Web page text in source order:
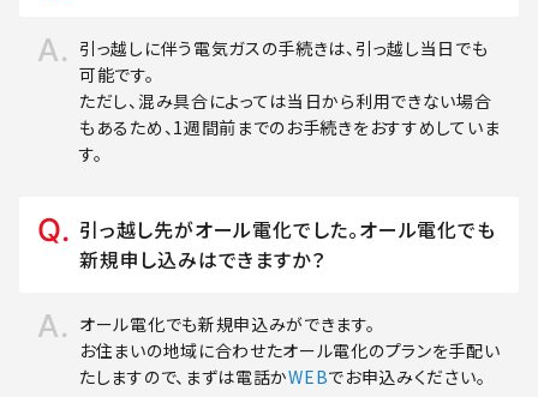
引っ越しに伴う電気ガスの手続きは、引っ越し当日でも
可能です。
ただし、混み具合によっては当日から利用できない場合
もあるため、1週間前までのお手続きをおすすめしていま
す。
引っ越し先がオール電化でした。オール電化でも
新規申し込みはできますか？
オール電化でも新規申込みができます。
お住まいの地域に合わせたオール電化のプランを手配い
たしますので、まずは電話かWEBでお申込みください。